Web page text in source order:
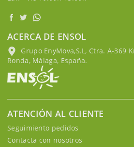
ACERCA DE ENSOL
Grupo EnyMova,S.L, Ctra. A-369
Ronda, Málaga, España.
ATENCIÓN AL CLIENTE
Seguimiento pedidos
Contacta con nosotros